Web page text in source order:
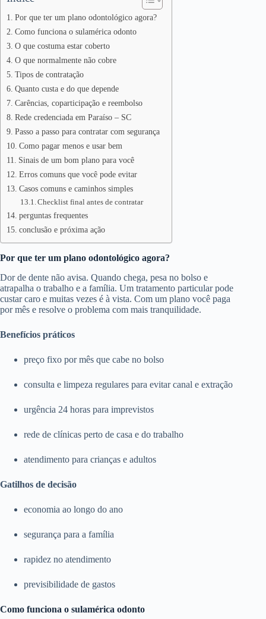
Por que ter um plano odontológico agora?
Como funciona o sulamérica odonto
O que costuma estar coberto
O que normalmente não cobre
Tipos de contratação
Quanto custa e do que depende
Carências, coparticipação e reembolso
Rede credenciada em Paraíso – SC
Passo a passo para contratar com segurança
Como pagar menos e usar bem
Sinais de um bom plano para você
Erros comuns que você pode evitar
Casos comuns e caminhos simples
Checklist final antes de contratar
perguntas frequentes
conclusão e próxima ação
Por que ter um plano odontológico agora?
Dor de dente não avisa. Quando chega, pesa no bolso e
atrapalha o trabalho e a família. Um tratamento particular pode
custar caro e muitas vezes é à vista. Com um plano você paga
por mês e resolve o problema com mais tranquilidade.
Benefícios práticos
preço fixo por mês que cabe no bolso
consulta e limpeza regulares para evitar canal e extração
urgência 24 horas para imprevistos
rede de clínicas perto de casa e do trabalho
atendimento para crianças e adultos
Gatilhos de decisão
economia ao longo do ano
segurança para a família
rapidez no atendimento
previsibilidade de gastos
Como funciona o sulamérica odonto